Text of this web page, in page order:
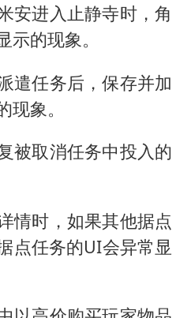
安进入止静寺时，角
的现象。
遣任务后，保存并加
象。
被取消任务中投入的
情时，如果其他据点
点任务的UI会异常显